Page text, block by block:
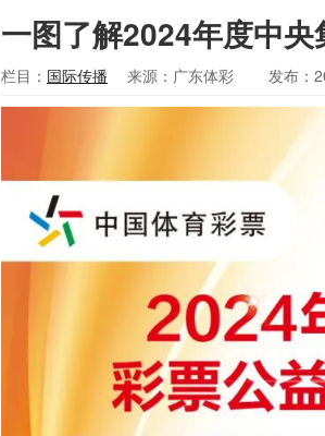
一图了解2024年度中
栏目： 国际传播 来源：广东体彩 发布：